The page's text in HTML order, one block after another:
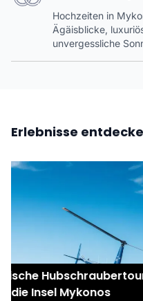
Hochzeiten in
Ägäisblicke,
unvergessliche
Erlebnisse
Hubschraubertour
Insel Mykonos